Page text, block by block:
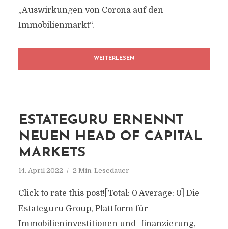
„Auswirkungen von Corona auf den
Immobilienmarkt“.
WEITERLESEN
ESTATEGURU ERNENNT
NEUEN HEAD OF CAPITAL
MARKETS
14. April 2022 2 Min. Lesedauer
Click to rate this post![Total: 0 Average: 0] Die
Estateguru Group, Plattform für
Immobilieninvestitionen und -finanzierung,